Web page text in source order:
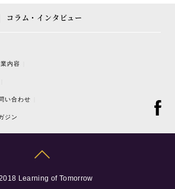
コラム・インタビュー
内容
い合わせ
ジン
Learning of Tomorrow